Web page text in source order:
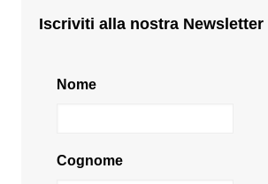
Iscriviti alla nostra Newsletter
Nome
Cognome